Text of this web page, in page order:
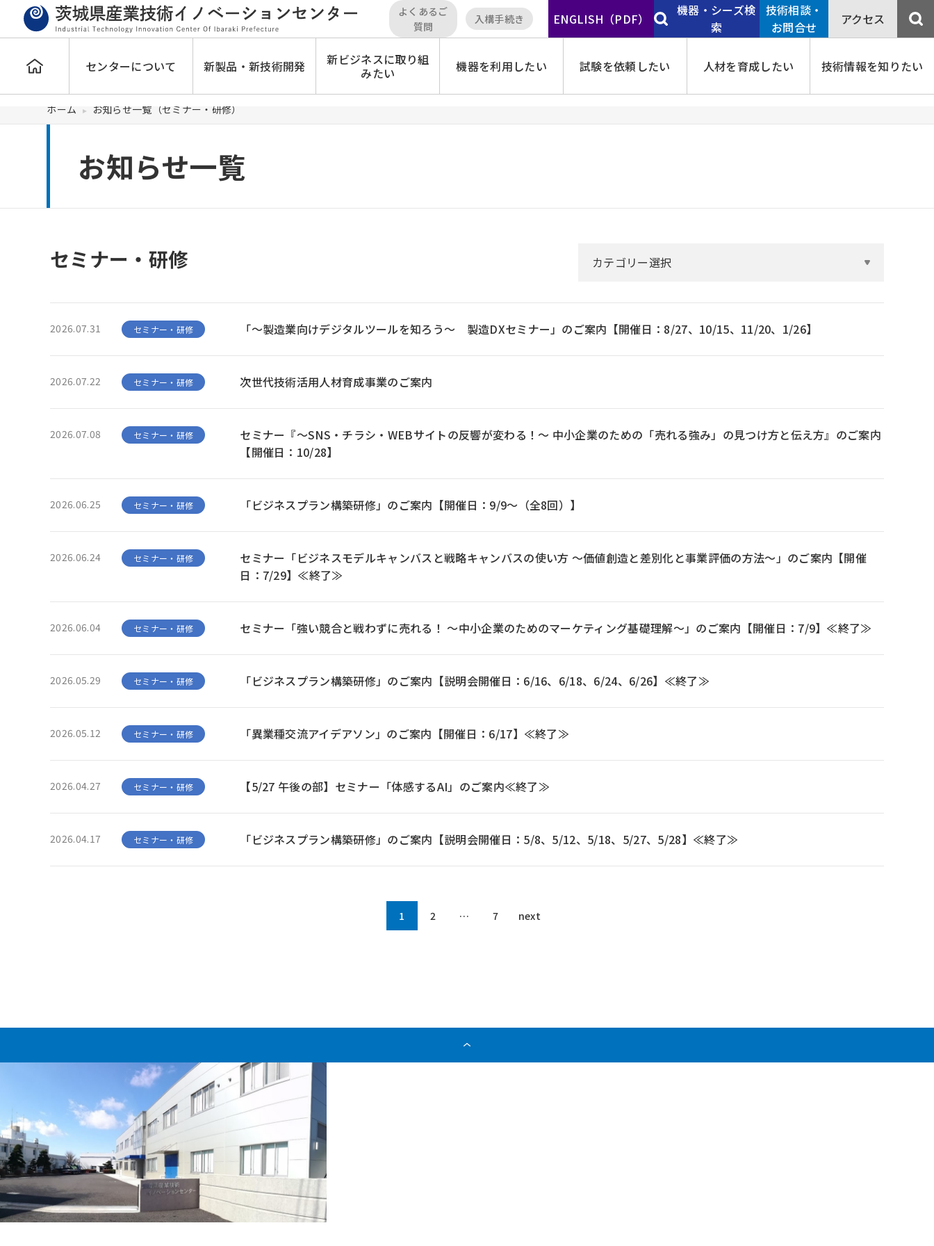
よくあるご
質問
入構手続き ENGLISH（PDF）
機器・シーズ検
索
技術相談・
お問合せ
アクセス
センターについて 新製品・新技術開発
新ビジネスに取り組
みたい
機器を利用したい 試験を依頼したい 人材を育成したい 技術情報を知りたい
ホーム お知らせ一覧（セミナー・研修）
お知らせ一覧
セミナー・研修 カテゴリー選択
2026.07.31 セミナー・研修 「～製造業向けデジタルツールを知ろう～ 製造DXセミナー」のご案内【開催日：8/27、10/15、11/20、1/26】
2026.07.22 セミナー・研修 次世代技術活用人材育成事業のご案内
2026.07.08 セミナー・研修
セミナー『～SNS・チラシ・WEBサイトの反響が変わる！～ 中小企業のための「売れる強み」の見つけ方と伝え方』のご案内
【開催日：10/28】
2026.06.25 セミナー・研修 「ビジネスプラン構築研修」のご案内【開催日：9/9～（全8回）】
2026.06.24 セミナー・研修
セミナー「ビジネスモデルキャンバスと戦略キャンバスの使い方 ～価値創造と差別化と事業評価の方法～」のご案内【開催
日：7/29】≪終了≫
2026.06.04 セミナー・研修 セミナー「強い競合と戦わずに売れる！ ～中小企業のためのマーケティング基礎理解～」のご案内【開催日：7/9】≪終了≫
2026.05.29 セミナー・研修 「ビジネスプラン構築研修」のご案内【説明会開催日：6/16、6/18、6/24、6/26】≪終了≫
2026.05.12 セミナー・研修 「異業種交流アイデアソン」のご案内【開催日：6/17】≪終了≫
2026.04.27 セミナー・研修 【5/27 午後の部】セミナー「体感するAI」のご案内≪終了≫
2026.04.17 セミナー・研修 「ビジネスプラン構築研修」のご案内【説明会開催日：5/8、5/12、5/18、5/27、5/28】≪終了≫
1 2 … 7 next